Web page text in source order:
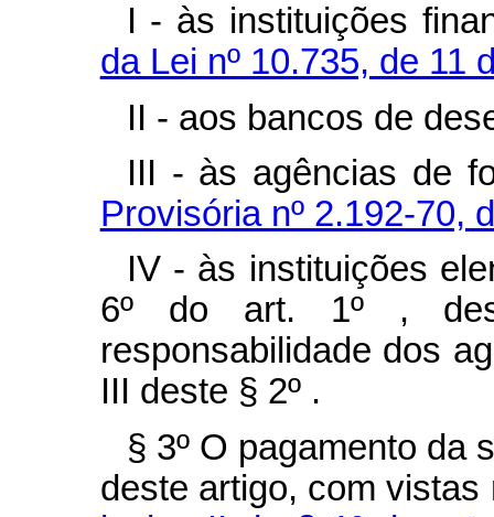
I - às instituições
da Lei nº 10.735, de 11
II - aos bancos de
III - às agências de
Provisória nº 2.192-70,
IV - às instituições
6º do art. 1º ,
responsabilidade dos
III deste § 2º .
§ 3º O pagamento da
deste artigo, com